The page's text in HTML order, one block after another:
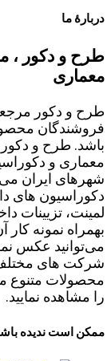
دربارۀ ما
طرح و دکور ،
معماری
طرح و دکور
فروشندگان
باشد. طرح و
معماری و
شهرهای ایران می
دکوراسیون های
لمینت، تزیینات
بهمراه نمونه
می‌توانید عکس
شرکت های مختلف
محصولات متنوع
را مشاهده نمایید.
ممکن است ندیده